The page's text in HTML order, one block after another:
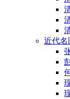
近代名